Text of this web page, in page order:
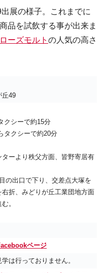
展の様子。これまでに
品を試飲する事が出来ま
ーズモルト の人気の高さ
丘49
クシーで約15分
タクシーで約20分
ーより秩父方面、皆野寄居有
の出口で下り、交差点大塚を
折、みどりが丘工業団地方面
。
ページ
は行っておりません。